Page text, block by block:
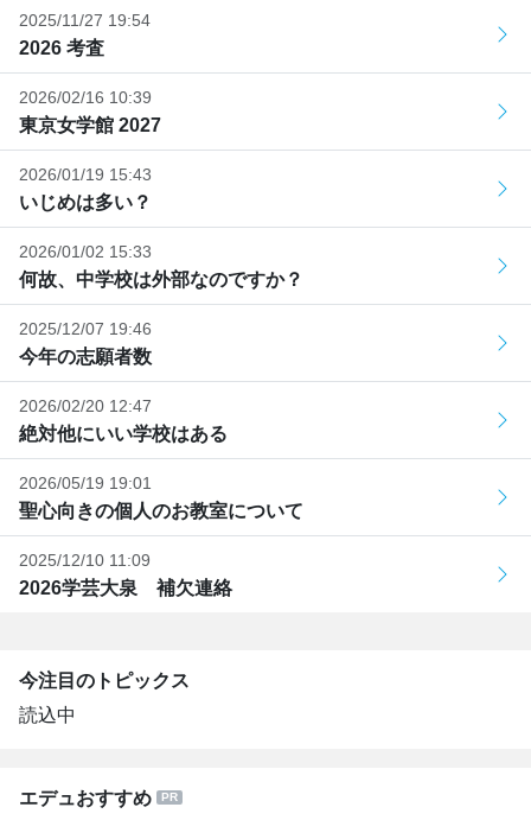
2025/11/27 19:54
2026 考査
2026/02/16 10:39
東京女学館 2027
2026/01/19 15:43
いじめは多い？
2026/01/02 15:33
何故、中学校は外部なのですか？
2025/12/07 19:46
今年の志願者数
2026/02/20 12:47
絶対他にいい学校はある
2026/05/19 19:01
聖心向きの個人のお教室について
2025/12/10 11:09
2026学芸大泉 補欠連絡
今注目のトピックス
読込中
エデュおすすめ